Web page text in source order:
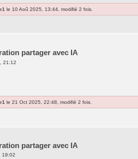
le 10 Aoû 2025, 13:44, modifié 2 fois.
partager avec IA
21:12
le 21 Oct 2025, 22:48, modifié 2 fois.
partager avec IA
19:02